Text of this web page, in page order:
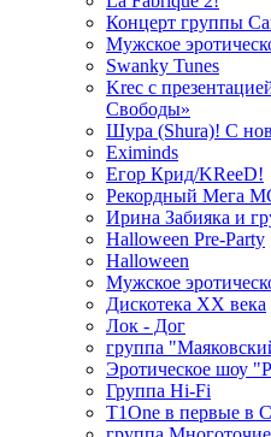
Концерт группы
Мужское
Swanky Tunes
Krec с
Свободы»
Шура (Shura)! С
Eximinds
Егор Крид/KReeD!
Рекордный Мега
Ирина Забияка и
Halloween Pre-Party
Halloween
Мужское
Дискотека ХХ века
Лок - Дог
группа
Эротическое шоу
Группа Hi-Fi
T1One в первые в